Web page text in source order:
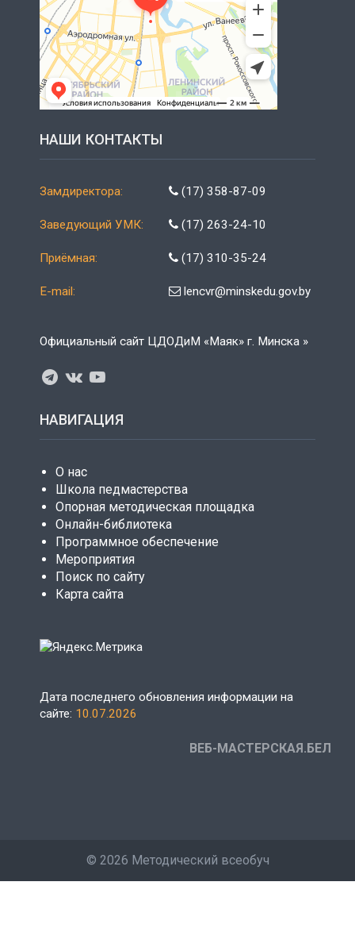
НАШИ КОНТАКТЫ
Замдиректора: (17) 358-87-09
Заведующий УМК: (17) 263-24-10
Приёмная: (17) 310-35-24
E-mail: lencvr@minskedu.gov.by
Официальный сайт ЦДОДиМ «Маяк» г. Минска »
НАВИГАЦИЯ
О нас
Школа педмастерства
Опорная методическая площадка
Онлайн-библиотека
Программное обеспечение
Мероприятия
Поиск по сайту
Карта сайта
Дата последнего обновления информации на
сайте: 10.07.2026
ВЕБ-МАСТЕРСКАЯ.БЕЛ
© 2026 Методический всеобуч